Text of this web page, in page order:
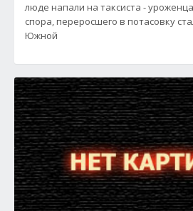
люде напали на таксиста -
спора, переросшего в потасовку
Южной